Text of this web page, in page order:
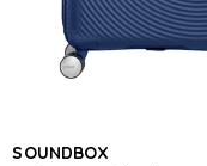
SOUNDBOX